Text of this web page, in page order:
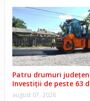
Patru drumuri
Investiții de peste 63
august 07, 2026